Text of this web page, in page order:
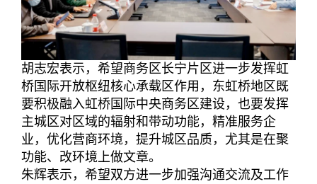
胡志宏表示，希望商务区长宁片区进一步发挥虹
桥国际开放枢纽核心承载区作用，东虹桥地区既
要积极融入虹桥国际中央商务区建设，也要发挥
主城区对区域的辐射和带动功能，精准服务企
业，优化营商环境，提升城区品质，尤其是在聚
功能、改环境上做文章。
朱辉表示，希望双方进一步加强沟通交流及工作